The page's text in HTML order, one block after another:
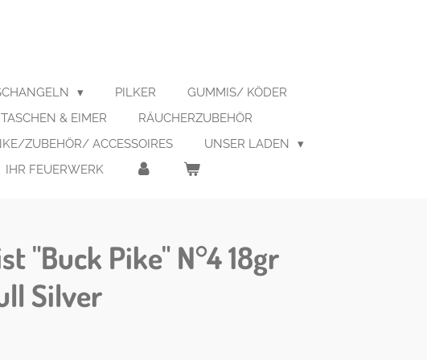
PILKER
GUMMIS/ KÖDER
TASCHEN & EIMER
RÄUCHERZUBEHÖR
ZUBEHÖR/ ACCESSOIRES
UNSER LADEN
IHR FEUERWERK
"Buck Pike" N°4 18gr
Silver